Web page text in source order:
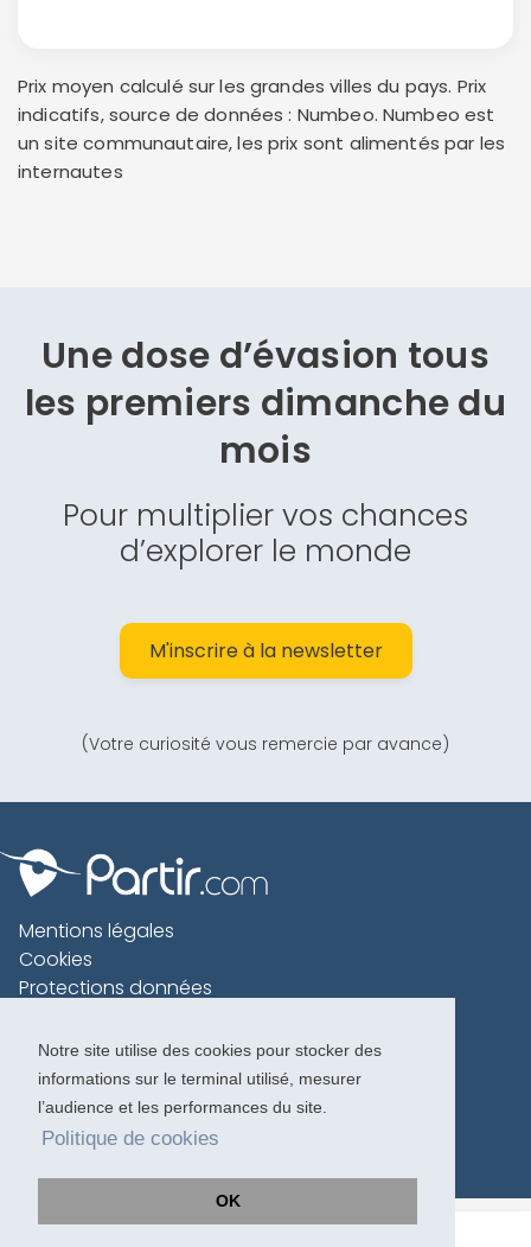
Notre site utilise des cookies pour stocker des
informations sur le terminal utilisé, mesurer
l’audience et les performances du site.
Politique de cookies
OK
Prix moyen calculé sur les grandes villes du pays. Prix
indicatifs, source de données : Numbeo. Numbeo est
un site communautaire, les prix sont alimentés par les
internautes
Une dose d’évasion tous
les premiers dimanche du
mois
Pour multiplier vos chances
d’explorer le monde
M'inscrire à la newsletter
(Votre curiosité vous remercie par avance)
Mentions légales
Cookies
Protections données
Charte voyageur
Copyright 1996-2026